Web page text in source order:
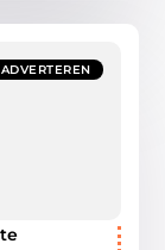
ADVERTEREN